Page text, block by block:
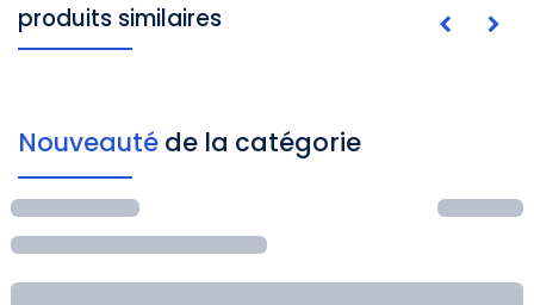
produits similaires
Nouveauté de la catégorie